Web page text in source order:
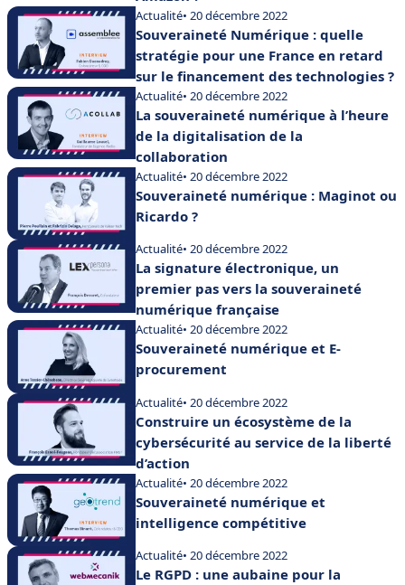
Actualité• 20 décembre 2022
Souveraineté Numérique : quelle
stratégie pour une France en retard
sur le financement des technologies ?
Actualité• 20 décembre 2022
La souveraineté numérique à l’heure
de la digitalisation de la
collaboration
Actualité• 20 décembre 2022
Souveraineté numérique : Maginot ou
Ricardo ?
Actualité• 20 décembre 2022
La signature électronique, un
premier pas vers la souveraineté
numérique française
Actualité• 20 décembre 2022
Souveraineté numérique et E-
procurement
Actualité• 20 décembre 2022
Construire un écosystème de la
cybersécurité au service de la liberté
d’action
Actualité• 20 décembre 2022
Souveraineté numérique et
intelligence compétitive
Actualité• 20 décembre 2022
Le RGPD : une aubaine pour la